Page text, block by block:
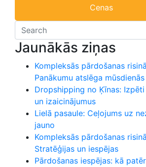
Cenas
Jaunākās ziņas
Kompleksās pārdošanas
Panākumu atslēga mūsdienās
Dropshipping no Ķīnas:
un izaicinājumus
Lielā pasaule: Ceļojums uz
jauno
Kompleksās pārdošanas
Stratēģijas un iespējas
Pārdošanas iespējas: kā